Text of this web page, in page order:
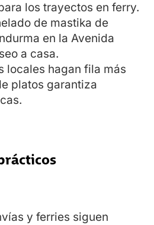
los trayectos en ferry.
de mastika de
en la Avenida
a casa.
locales hagan fila más
platos garantiza
y ferries siguen